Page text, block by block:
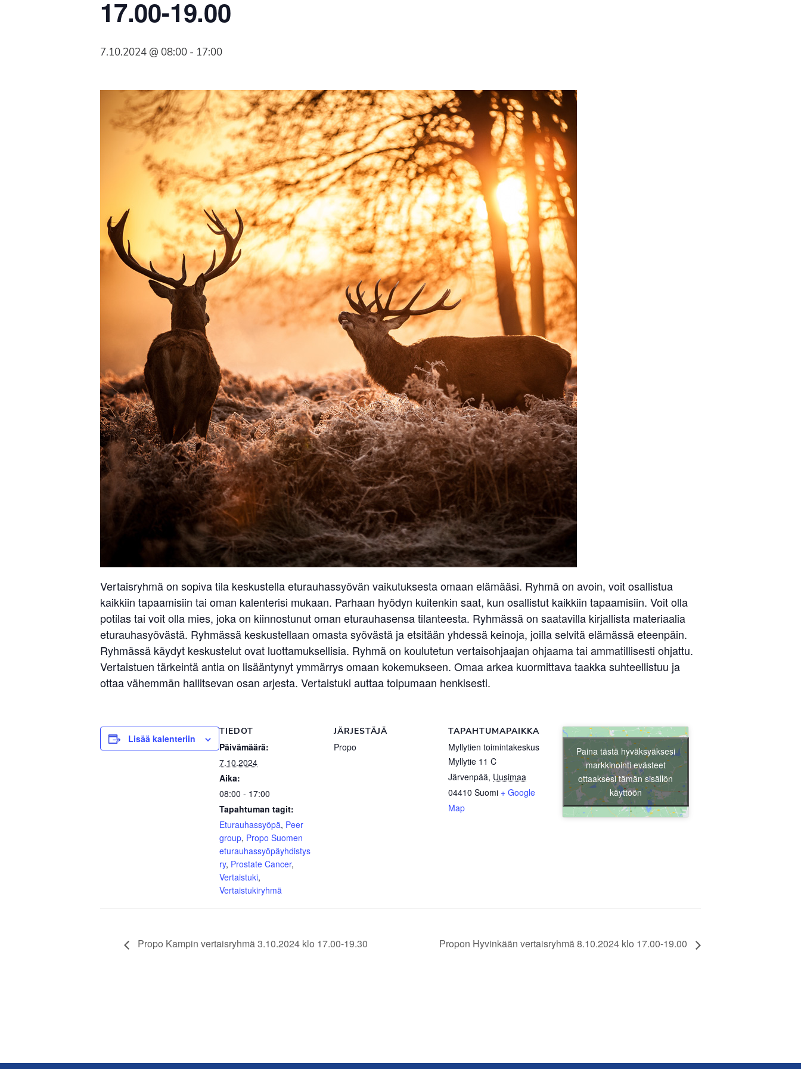
Syöpäyhdistyksen17.00-19.00
7.10.2024 @ 08:00 - 17:00
Vertaisryhmä on sopiva tila keskustella eturauhassyövän vaikutuksesta omaan elämääsi. Ryhmä on avoin, voit osallistua
kaikkiin tapaamisiin tai oman kalenterisi mukaan. Parhaan hyödyn kuitenkin saat, kun osallistut kaikkiin tapaamisiin. Voit olla
potilas tai voit olla mies, joka on kiinnostunut oman eturauhasensa tilanteesta. Ryhmässä on saatavilla kirjallista materiaalia
eturauhasyövästä. Ryhmässä keskustellaan omasta syövästä ja etsitään yhdessä keinoja, joilla selvitä elämässä eteenpäin.
Ryhmässä käydyt keskustelut ovat luottamuksellisia. Ryhmä on koulutetun vertaisohjaajan ohjaama tai ammatillisesti ohjattu.
Vertaistuen tärkeintä antia on lisääntynyt ymmärrys omaan kokemukseen. Omaa arkea kuormittava taakka suhteellistuu ja
ottaa vähemmän hallitsevan osan arjesta. Vertaistuki auttaa toipumaan henkisesti.
Lisää kalenteriin
TIEDOT
Päivämäärä:
7.10.2024
Aika:
08:00 - 17:00
Tapahtuman tagit:
Eturauhassyöpä, Peer
group, Propo Suomen
eturauhassyöpäyhdistys
ry, Prostate Cancer,
Vertaistuki,
Vertaistukiryhmä
JÄRJESTÄJÄ
Propo
TAPAHTUMAPAIKKA
Myllytien toimintakeskus
Myllytie 11 C
Järvenpää, Uusimaa
04410 Suomi + Google
Map
Paina tästä hyväksyäksesi
markkinointi evästeet
ottaaksesi tämän sisällön
käyttöön
Propo Kampin vertaisryhmä 3.10.2024 klo 17.00-19.30 Propon Hyvinkään vertaisryhmä 8.10.2024 klo 17.00-19.00